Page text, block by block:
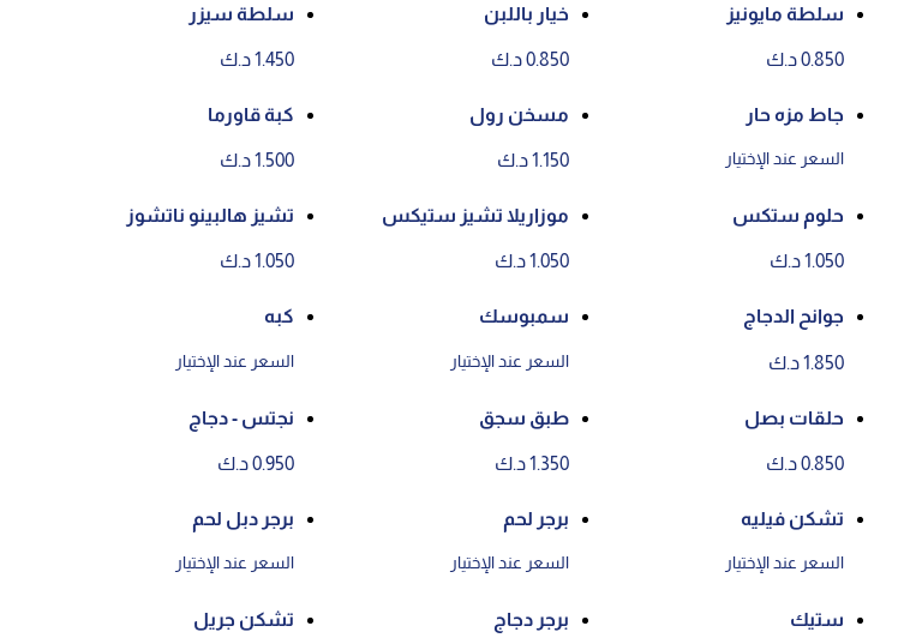
سلطة مايونيز
0.850 د.ك
خيار باللبن
0.850 د.ك
سلطة سيزر
1.450 د.ك
جاط مزه حار
السعر عند الإختيار
مسخن رول
1.150 د.ك
كبة قاورما
1.500 د.ك
حلوم ستكس
1.050 د.ك
موزاريلا تشيز ستيكس
1.050 د.ك
تشيز هالبينو ناتشوز
1.050 د.ك
جوانح الدجاج
1.850 د.ك
سمبوسك
السعر عند الإختيار
كبه
السعر عند الإختيار
حلقات بصل
0.850 د.ك
طبق سجق
1.350 د.ك
نجتس - دجاج
0.950 د.ك
تشكن فيليه
السعر عند الإختيار
برجر لحم
السعر عند الإختيار
برجر دبل لحم
السعر عند الإختيار
ستيك برجر دجاج تشكن جريل